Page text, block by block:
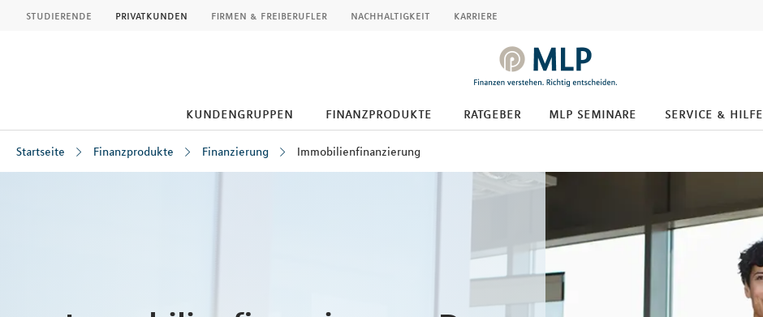
studierende privatkunden firmen & freiberufler nachhaltigkeit karriere
kundengruppen finanzprodukte ratgeber mlp seminare service & hilfe
Startseite Finanzprodukte Finanzierung Immobilienfinanzierung